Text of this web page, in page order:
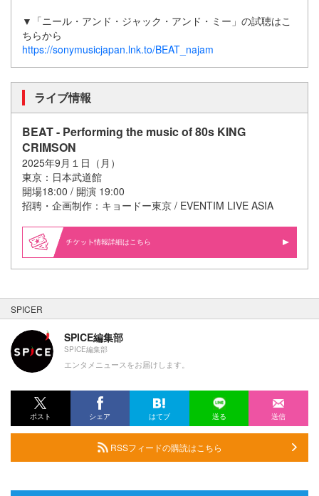
▼「ニール・アンド・ジャック・アンド・ミー」の試聴はこ
ちらから
https://sonymusicjapan.lnk.to/BEAT_najam
ライブ情報
BEAT - Performing the music of 80s KING
CRIMSON
2025年9月１日（月）
東京：日本武道館
開場18:00 / 開演 19:00
招聘・企画制作：キョードー東京 / EVENTIM LIVE ASIA
情報詳細はこちら
SPICER
SPICE編集部
SPICE編集部
エンタメニュースをお届けします。
ポスト シェア はてブ 送る 送信
RSSフィードの購読はこちら